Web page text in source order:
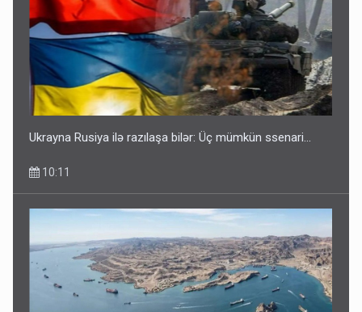
Ukrayna Rusiya ilə razılaşa bilər: Üç mümkün ssenari...
10:11